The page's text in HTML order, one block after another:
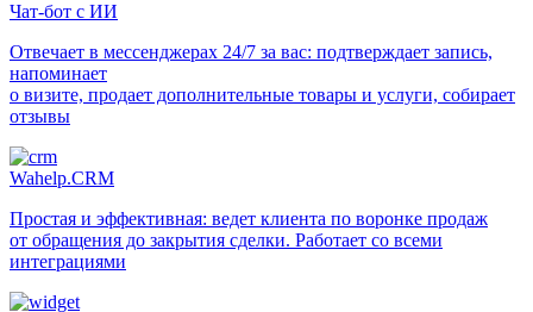
Чат-бот с ИИ
Отвечает в мессенджерах 24/7 за вас: подтверждает запись,
напоминает
о визите, продает дополнительные товары и услуги, собирает
отзывы
Wahelp.CRM
Простая и эффективная: ведет клиента по воронке продаж
от обращения до закрытия сделки. Работает со всеми
интеграциями